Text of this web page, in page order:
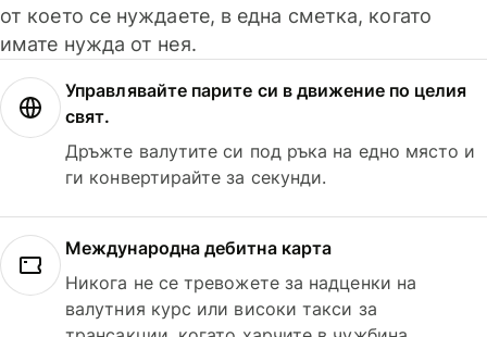
от което се нуждаете, в една сметка, когато
имате нужда от нея.
Управлявайте парите си в движение по целия
свят.
Дръжте валутите си под ръка на едно място и
ги конвертирайте за секунди.
Международна дебитна карта
Никога не се тревожете за надценки на
валутния курс или високи такси за